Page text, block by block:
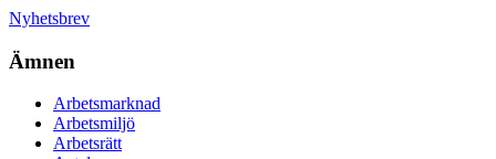
Nyhetsbrev
Ämnen
Arbetsmarknad
Arbetsmiljö
Arbetsrätt